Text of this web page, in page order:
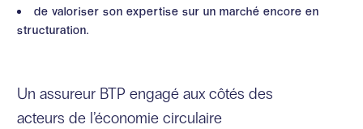
de valoriser son expertise sur un marché encore en
structuration.
Un assureur BTP engagé aux côtés des
acteurs de l’économie circulaire